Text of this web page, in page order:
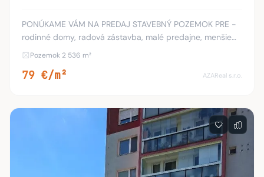
PONÚKAME VÁM NA PREDAJ STAVEBNÝ POZEMOK PRE -
rodinné domy, radová zástavba, malé predajne, menšie
ubytovacie zariadenie- podľa UPI. Výmera pozemku je
Pozemok 2 536 m²
79 €/m² AZAReal s.r.o.